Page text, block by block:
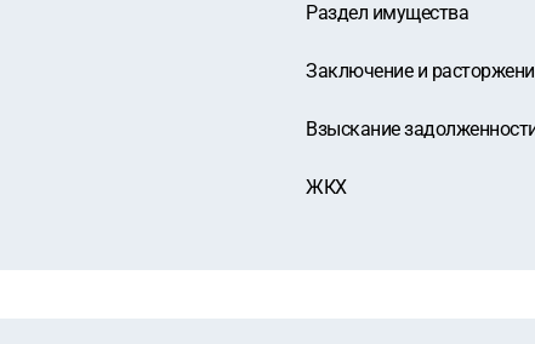
Раздел имущества
Заключение и
Взыскание
ЖКХ